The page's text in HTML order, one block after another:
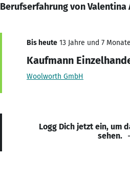
Berufserfahrung von Valentina
Bis heute 13 Jahre und 7
Kaufmann
Woolworth GmbH
Logg Dich jetzt ein, um
sehen.